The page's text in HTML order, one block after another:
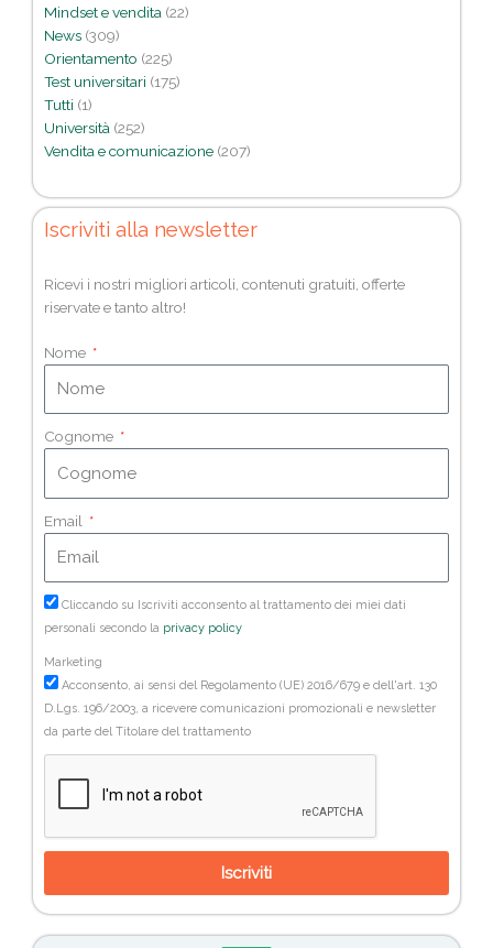
Mindset e vendita (22)
News (309)
Orientamento (225)
Test universitari (175)
Tutti (1)
Università (252)
Vendita e comunicazione (207)
Iscriviti alla newsletter
Ricevi i nostri migliori articoli, contenuti gratuiti, offerte
riservate e tanto altro!
Nome
Cognome
Email
Cliccando su Iscriviti acconsento al trattamento dei miei dati
personali secondo la privacy policy
Marketing
Acconsento, ai sensi del Regolamento (UE) 2016/679 e dell'art. 130
D.Lgs. 196/2003, a ricevere comunicazioni promozionali e newsletter
da parte del Titolare del trattamento
Iscriviti